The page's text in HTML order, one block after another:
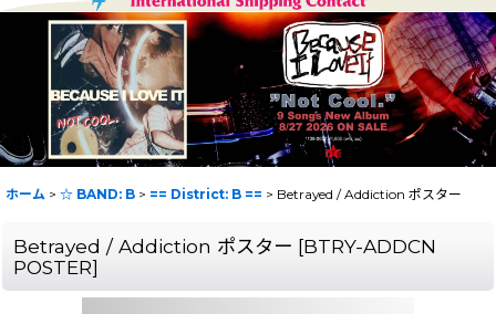
ホーム > ☆ BAND: B > == District: B == > Betrayed / Addiction ポスター
Betrayed / Addiction ポスター [BTRY-ADDCN
POSTER]